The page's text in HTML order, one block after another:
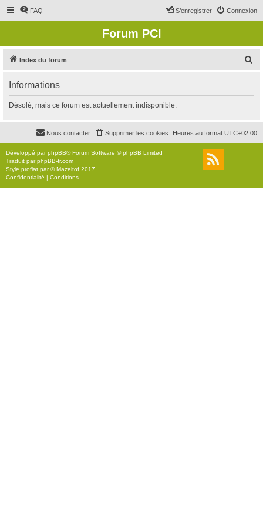
FAQ Connexion
S’enregistrer
Forum PCI
Index du forum
r
c
r
Informations
Désolé, mais ce forum est actuellement indisponible.
Heures au format UTC+02:00
Supprimer les cookies
Nous contacter
Développé parphpBB® Forum Software © phpBB Limited
Traduit parphpBB-fr.com
Style proflat par ©Mazeltof 2017
Confidentialité | Conditions